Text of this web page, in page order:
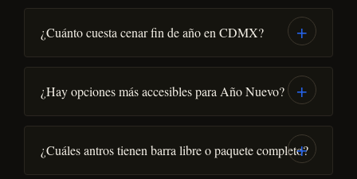
¿Cuánto cuesta cenar fin de año en CDMX?
¿Hay opciones más accesibles para Año Nuevo?
¿Cuáles antros tienen barra libre o paquete completo?